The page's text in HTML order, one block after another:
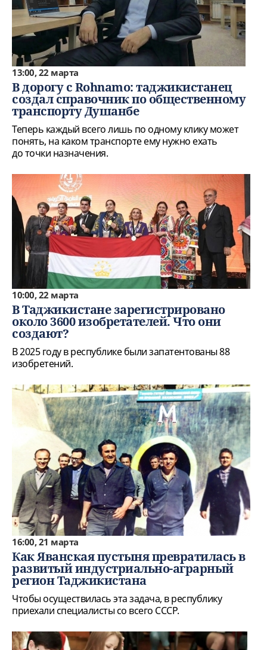
13:00, 22 марта
В дорогу с Rohnamo: таджикистанец
создал справочник по общественному
транспорту Душанбе
Теперь каждый всего лишь по одному клику может
понять, на каком транспорте ему нужно ехать
до точки назначения.
10:00, 22 марта
В Таджикистане зарегистрировано
около 3600 изобретателей. Что они
создают?
В 2025 году в республике были запатентованы 88
изобретений.
16:00, 21 марта
Как Яванская пустыня превратилась в
развитый индустриально-аграрный
регион Таджикистана
Чтобы осуществилась эта задача, в республику
приехали специалисты со всего СССР.